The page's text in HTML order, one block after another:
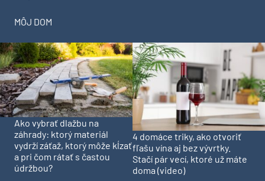
MÔJ DOM
Ako vybrať dlažbu na
záhrady: ktorý materiál
vydrží záťaž, ktorý môže kĺzať
a pri čom rátať s častou
údržbou?
4 domáce triky, ako otvoriť
fľašu vína aj bez vývrtky.
Stačí pár vecí, ktoré už máte
doma (video)